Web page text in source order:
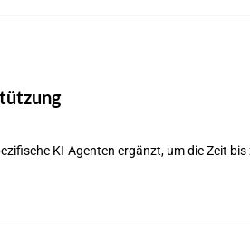
im Juli rückläufig
in Deutschland im Juli 2026
KI-Agenten ergänzt, um die Zeit bis